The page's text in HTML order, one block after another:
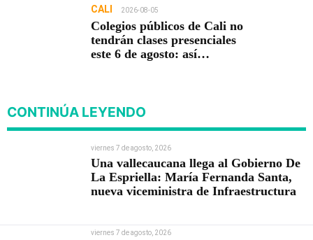
CALI 2026-08-05
Colegios públicos de Cali no
tendrán clases presenciales
este 6 de agosto: así
CONTINÚA LEYENDO
viernes 7 de agosto, 2026
Una vallecaucana llega al Gobierno De
La Espriella: María Fernanda Santa,
nueva viceministra de Infraestructura
viernes 7 de agosto, 2026